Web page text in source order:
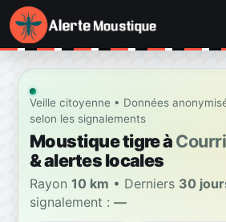
Veille citoyenne • Données
selon les signalements
Moustique tigre à
& alertes locales
Rayon 10 km • Derniers 30
signalement : —